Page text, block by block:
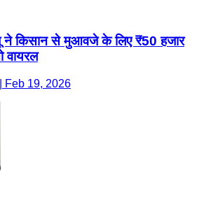
ने किसान से मुआवजे के लिए ₹50 हजार
वायरल
Feb 19, 2026